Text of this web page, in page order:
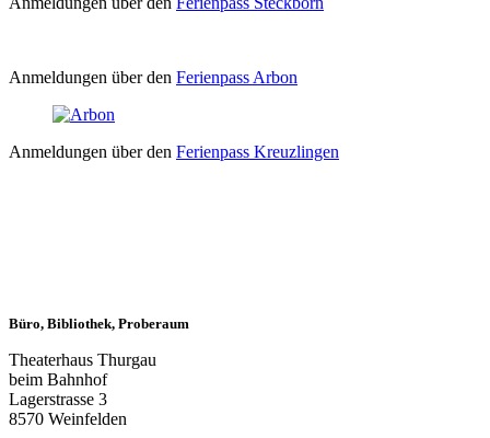
Anmeldungen über den Ferienpass Arbon
Anmeldungen über den Ferienpass Kreuzlingen
Büro, Bibliothek, Proberaum
Theaterhaus Thurgau
beim Bahnhof
Lagerstrasse 3
8570 Weinfelden